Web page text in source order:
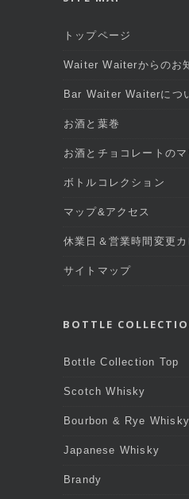
トップページ
Waiter Waiterからのお
Bar Waiter Waiterにつ
お酒と葉巻
お酒とチョコレートの
ボトルコレクション
マップ&アクセス
休業日＆営業時間変更
サイトマップ
BOTTLE
Bottle Collection Top
Scotch Whisky
Bourbon & Rye Whisky
Japanese Whisky
Brandy